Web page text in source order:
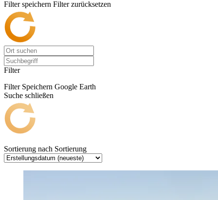
Filter speichern Filter zurücksetzen
Filter
Filter Speichern Google Earth
Suche schließen
Sortierung nach Sortierung